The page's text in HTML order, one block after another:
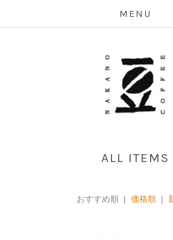
MENU
ALL ITEMS
おすすめ順 | 価格順 |